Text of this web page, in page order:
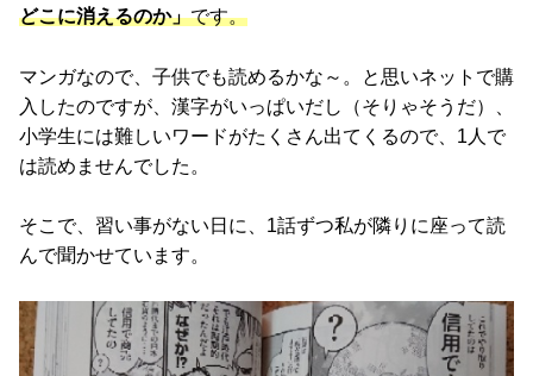
どこに消えるのか」です。
マンガなので、子供でも読めるかな～。と思いネットで購
入したのですが、漢字がいっぱいだし（そりゃそうだ）、
小学生には難しいワードがたくさん出てくるので、1人で
は読めませんでした。
そこで、習い事がない日に、1話ずつ私が隣りに座って読
んで聞かせています。